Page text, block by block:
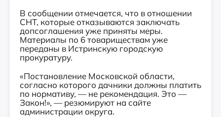
В сообщении отмечается, что в отношении
СНТ, которые отказываются заключать
допсоглашения уже приняты меры.
Материалы по 6 товариществам уже
переданы в Истринскую городскую
прокуратуру.
«Постановление Московской области,
согласно которого дачники должны платить
по нормативу, — не рекомендация. Это —
Закон!», — резюмируют на сайте
администрации округа.